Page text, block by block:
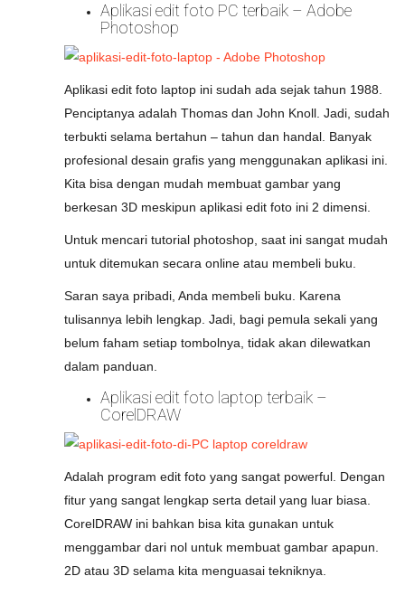
Aplikasi edit foto PC terbaik – Adobe
Photoshop
Aplikasi edit foto laptop ini sudah ada sejak tahun 1988.
Penciptanya adalah Thomas dan John Knoll. Jadi, sudah
terbukti selama bertahun – tahun dan handal. Banyak
profesional desain grafis yang menggunakan aplikasi ini.
Kita bisa dengan mudah membuat gambar yang
berkesan 3D meskipun aplikasi edit foto ini 2 dimensi.
Untuk mencari tutorial photoshop, saat ini sangat mudah
untuk ditemukan secara online atau membeli buku.
Saran saya pribadi, Anda membeli buku. Karena
tulisannya lebih lengkap. Jadi, bagi pemula sekali yang
belum faham setiap tombolnya, tidak akan dilewatkan
dalam panduan.
Aplikasi edit foto laptop terbaik –
CorelDRAW
Adalah program edit foto yang sangat powerful. Dengan
fitur yang sangat lengkap serta detail yang luar biasa.
CorelDRAW ini bahkan bisa kita gunakan untuk
menggambar dari nol untuk membuat gambar apapun.
2D atau 3D selama kita menguasai tekniknya.